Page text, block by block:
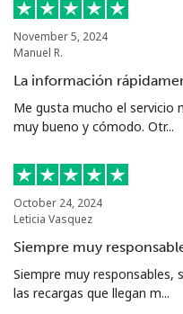
November 5, 2024
Manuel R.
La información
Me gusta mucho el servicio
muy bueno y cómodo. Otr...
October 24, 2024
Leticia Vasquez
Siempre muy
Siempre muy
las recargas que llegan m...